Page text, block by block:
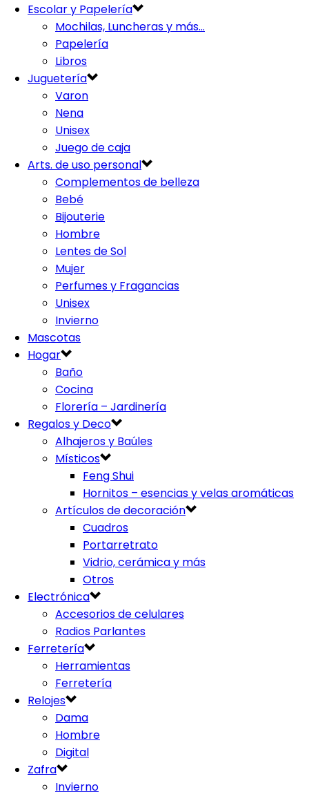
Escolar y Papelería
Mochilas, Luncheras y más…
Papelería
Libros
Juguetería
Varon
Nena
Unisex
Juego de caja
Arts. de uso personal
Complementos de belleza
Bebé
Bijouterie
Hombre
Lentes de Sol
Mujer
Perfumes y Fragancias
Unisex
Invierno
Mascotas
Hogar
Baño
Cocina
Florería – Jardinería
Regalos y Deco
Alhajeros y Baúles
Místicos
Feng Shui
Hornitos – esencias y velas aromáticas
Artículos de decoración
Cuadros
Portarretrato
Vidrio, cerámica y más
Otros
Electrónica
Accesorios de celulares
Radios Parlantes
Ferretería
Herramientas
Ferretería
Relojes
Dama
Hombre
Digital
Zafra
Invierno